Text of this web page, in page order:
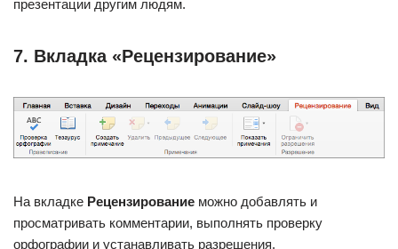
презентации другим людям.
7. Вкладка «Рецензирование»
На вкладке Рецензирование можно добавлять и
просматривать комментарии, выполнять проверку
орфографии и устанавливать разрешения.